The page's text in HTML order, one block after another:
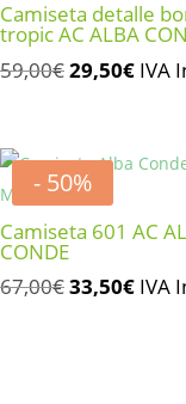
Camiseta detalle
tropic AC ALBA
59,00€El
era:
59,00€.
29,50€El
es:
IVA
- 50%
Camiseta 601 AC
CONDE
67,00€El
33,50€ElIVA